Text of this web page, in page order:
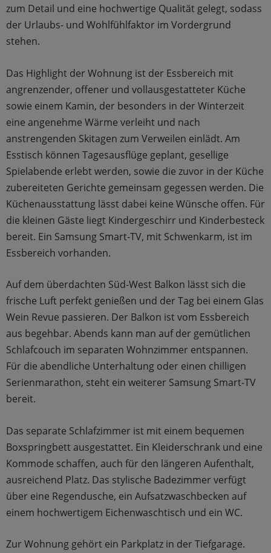
zum Detail und eine hochwertige Qualität gelegt, sodass
der Urlaubs- und Wohlfühlfaktor im Vordergrund
stehen.
Das Highlight der Wohnung ist der Essbereich mit
angrenzender, offener und vollausgestatteter Küche
sowie einem Kamin, der besonders in der Winterzeit
eine angenehme Wärme verleiht und nach
anstrengenden Skitagen zum Verweilen einlädt. Am
Esstisch können Tagesausflüge geplant, gesellige
Spielabende erlebt werden, sowie die zuvor in der Küche
zubereiteten Gerichte gemeinsam gegessen werden. Die
Küchenausstattung lässt dabei keine Wünsche offen. Für
die kleinen Gäste liegt Kindergeschirr und Kinderbesteck
bereit. Ein Samsung Smart-TV, mit Schwenkarm, ist im
Essbereich vorhanden.
Auf dem überdachten Süd-West Balkon lässt sich die
frische Luft perfekt genießen und der Tag bei einem Glas
Wein Revue passieren. Der Balkon ist vom Essbereich
aus begehbar. Abends kann man auf der gemütlichen
Schlafcouch im separaten Wohnzimmer entspannen.
Für die abendliche Unterhaltung oder einen chilligen
Serienmarathon, steht ein weiterer Samsung Smart-TV
bereit.
Das separate Schlafzimmer ist mit einem bequemen
Boxspringbett ausgestattet. Ein Kleiderschrank und eine
Kommode schaffen, auch für den längeren Aufenthalt,
ausreichend Platz. Das stylische Badezimmer verfügt
über eine Regendusche, ein Aufsatzwaschbecken auf
einem hochwertigem Eichenwaschtisch und ein WC.
Zur Wohnung gehört ein Parkplatz in der Tiefgarage.